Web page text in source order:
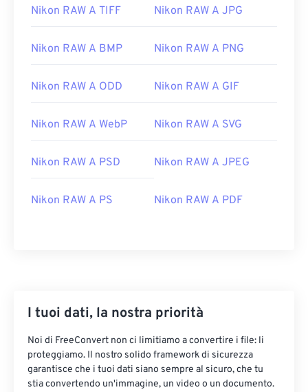
Nikon RAW A TIFF Nikon RAW A JPG
Nikon RAW A BMP Nikon RAW A PNG
Nikon RAW A ODD Nikon RAW A GIF
Nikon RAW A WebP Nikon RAW A SVG
Nikon RAW A PSD Nikon RAW A JPEG
Nikon RAW A PS Nikon RAW A PDF
I tuoi dati, la nostra priorità
Noi di FreeConvert non ci limitiamo a convertire i file: li
proteggiamo. Il nostro solido framework di sicurezza
garantisce che i tuoi dati siano sempre al sicuro, che tu
stia convertendo un'immagine, un video o un documento.